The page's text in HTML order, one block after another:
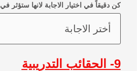
كن دقيقاً في اختيار الاجابة لانها ستؤثر
أختر الاجابة
9- الحقائب التدريبية